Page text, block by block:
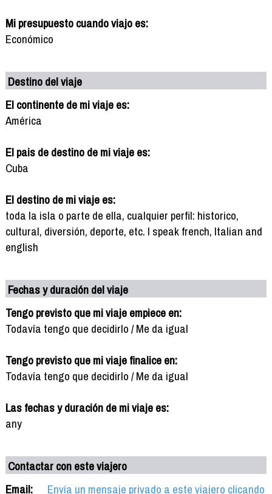
Mi presupuesto cuando viajo es:
Económico
Destino del viaje
El continente de mi viaje es:
América
El pais de destino de mi viaje es:
Cuba
El destino de mi viaje es:
toda la isla o parte de ella, cualquier perfil: historico,
cultural, diversión, deporte, etc. I speak french, Italian and
english
Fechas y duración del viaje
Tengo previsto que mi viaje empiece en:
Todavía tengo que decidirlo / Me da igual
Tengo previsto que mi viaje finalice en:
Todavía tengo que decidirlo / Me da igual
Las fechas y duración de mi viaje es:
any
Contactar con este viajero
Email:
Envía un mensaje privado a este viajero clicando